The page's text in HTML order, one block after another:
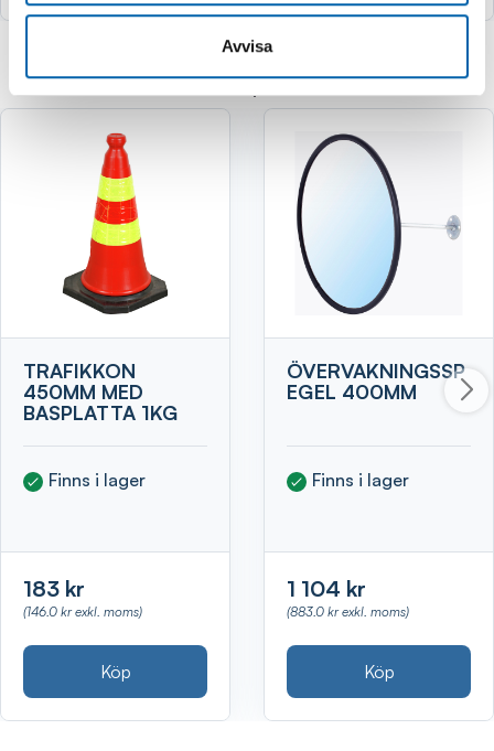
Avvisa
Relaterade produkter
TRAFIKKON
450MM MED
BASPLATTA 1KG
Finns i lager
183 kr
(146.0 kr exkl. moms)
Köp
ÖVERVAKNINGSSP
EGEL 400MM
Finns i lager
1 104 kr
(883.0 kr exkl. moms)
Köp